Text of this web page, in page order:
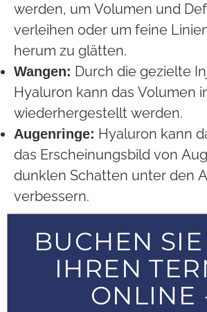
werden, um Volumen und
verleihen oder um feine
herum zu glätten.
Wangen: Durch die gezielte
Hyaluron kann das Volumen
wiederhergestellt werden.
Augenringe: Hyaluron kann
das Erscheinungsbild von
dunklen Schatten unter den
verbessern.
BUCHEN
IHREN
ONLINE